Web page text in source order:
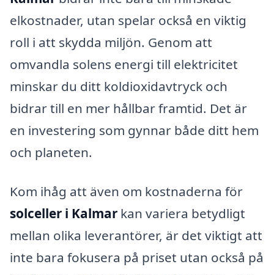
elkostnader, utan spelar också en viktig
roll i att skydda miljön. Genom att
omvandla solens energi till elektricitet
minskar du ditt koldioxidavtryck och
bidrar till en mer hållbar framtid. Det är
en investering som gynnar både ditt hem
och planeten.
Kom ihåg att även om kostnaderna för
solceller i Kalmar kan variera betydligt
mellan olika leverantörer, är det viktigt att
inte bara fokusera på priset utan också på